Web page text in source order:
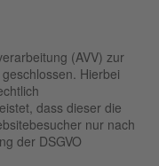
(AVV) zur
Hierbei
dass dieser die
nur nach
der DSGVO